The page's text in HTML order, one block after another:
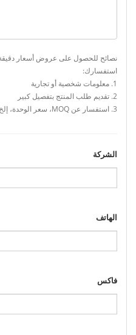
نصائح للحصول على عروض أسعار
استفسارك:
1. معلومات شخصية أو تجارية
2. تقديم طلب المنتج بتفصيل كبير
3. استفسار عن MOQ، سعر الوحدة، إلخ
الشركة
الهاتف
فاكس